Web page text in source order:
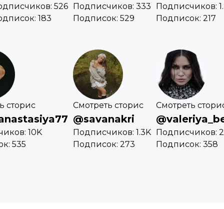
526
183
Подписчиков: 333
Подписок: 529
Подписчиков:
Подписок: 217
сторис
10K
535
Смотреть сторис
@savanakri
Подписчиков: 1.3K
Подписок: 273
Смотреть
Подписчиков:
Подписок: 358